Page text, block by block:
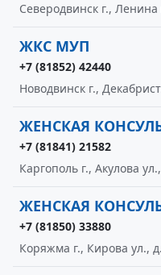
Северодвинск г.,
ЖКС МУП
+7 (81852) 42440
Новодвинск г.,
ЖЕНСКАЯ
+7 (81841) 21582
Каргополь г., Акулова
ЖЕНСКАЯ
+7 (81850) 33880
Коряжма г., Кирова ул.,